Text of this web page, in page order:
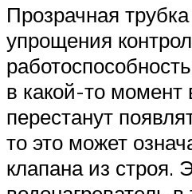
Прозрачная
упрощения
в какой-то момент
перестанут
то это может
клапана из строя.